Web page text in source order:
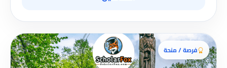
فرصة / منحة